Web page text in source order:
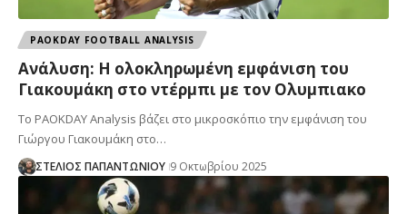
PAOKDAY FOOTBALL ANALYSIS
Ανάλυση: Η ολοκληρωμένη εμφάνιση του
Γιακουμάκη στο ντέρμπι με τον Ολυμπιακο
Το PAOKDAY Analysis βάζει στο μικροσκόπιο την εμφάνιση του
Γιώργου Γιακουμάκη στο…
ΣΤΕΛΙΟΣ ΠΑΠΑΝΤΩΝΙΟΥ 9 Οκτωβρίου 2025